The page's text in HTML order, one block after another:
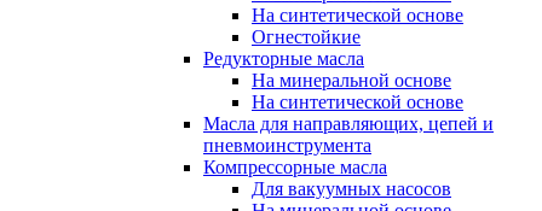
На синтетической основе
Огнестойкие
Редукторные масла
На минеральной основе
На синтетической основе
Масла для направляющих, цепей и
пневмоинструмента
Компрессорные масла
Для вакуумных насосов